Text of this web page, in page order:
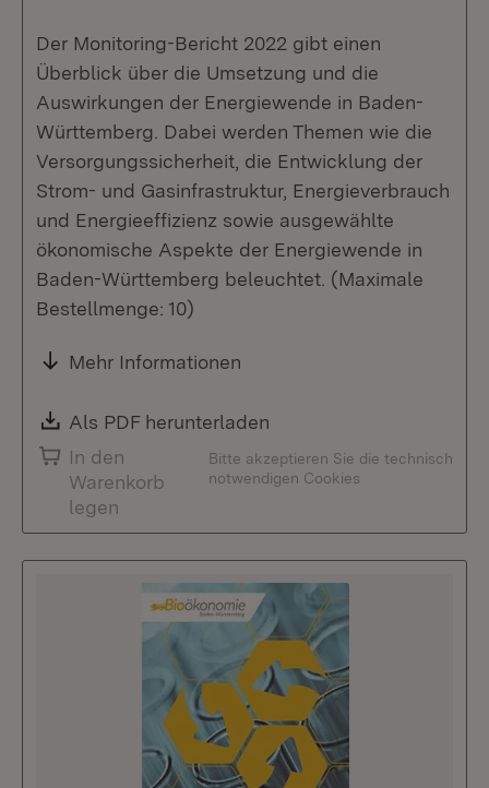
Der Monitoring-Bericht 2022 gibt einen
Überblick über die Umsetzung und die
Auswirkungen der Energiewende in Baden-
Württemberg. Dabei werden Themen wie die
Versorgungssicherheit, die Entwicklung der
Strom- und Gasinfrastruktur, Energieverbrauch
und Energieeffizienz sowie ausgewählte
ökonomische Aspekte der Energiewende in
Baden-Württemberg beleuchtet. (Maximale
Bestellmenge: 10)
Mehr Informationen
Download:
Als PDF herunterladen
In den
Warenkorb
legen
Bitte akzeptieren Sie die technisch
notwendigen Cookies